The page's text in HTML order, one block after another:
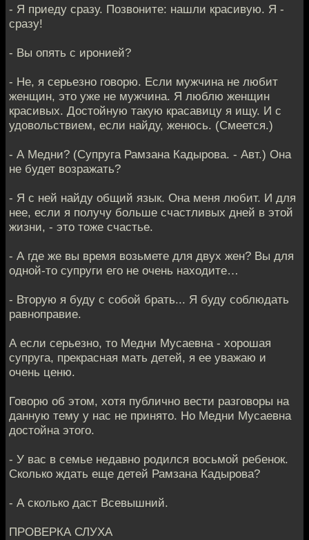
- Я приеду сразу. Позвоните: нашли красивую. Я -
сразу!
- Вы опять с иронией?
- Не, я серьезно говорю. Если мужчина не любит
женщин, это уже не мужчина. Я люблю женщин
красивых. Достойную такую красавицу я ищу. И с
удовольствием, если найду, женюсь. (Смеется.)
- А Медни? (Супруга Рамзана Кадырова. - Авт.) Она
не будет возражать?
- Я с ней найду общий язык. Она меня любит. И для
нее, если я получу больше счастливых дней в этой
жизни, - это тоже счастье.
- А где же вы время возьмете для двух жен? Вы для
одной-то супруги его не очень находите…
- Вторую я буду с собой брать... Я буду соблюдать
равноправие.
А если серьезно, то Медни Мусаевна - хорошая
супруга, прекрасная мать детей, я ее уважаю и
очень ценю.
Говорю об этом, хотя публично вести разговоры на
данную тему у нас не принято. Но Медни Мусаевна
достойна этого.
- У вас в семье недавно родился восьмой ребенок.
Сколько ждать еще детей Рамзана Кадырова?
- А сколько даст Всевышний.
ПРОВЕРКА СЛУХА